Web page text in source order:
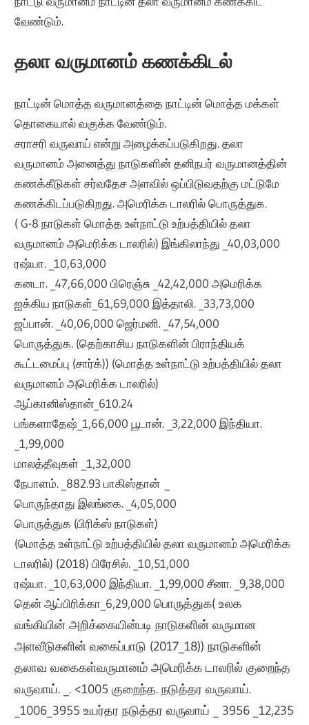
வேண்டும்.
தலா வருமானம் கணக்கிடல்
நாட்டின் மொத்த வருமானத்தை நாட்டின் மொத்த மக்கள்
தொகையால் வகுக்க வேண்டும்.
சராசரி வருவாய் என்று அழைக்கப்படுகிறது. தலா
வருமானம் அனைத்து நாடுகளின் தனிநபர் வருமானத்தின்
கணக்கீடுகள் சர்வதேச அளவில் ஒப்பிடுவதற்கு மட்டுமே
கணக்கிடப்படுகிறது. அமெரிக்க டாலரில் பொருத்துக.
( G-8 நாடுகள் மொத்த உள்நாட்டு உற்பத்தியில் தலா
வருமானம் அமெரிக்க டாலரில்) இங்கிலாந்து _40,03,000
ரஷ்யா. _10,63,000
கனடா. _47,66,000 பிரெஞ்சு _42,42,000 அமெரிக்க
ஐக்கிய நாடுகள்_61,69,000 இத்தாலி. _33,73,000
ஜப்பான். _40,06,000 ஜெர்மனி. _47,54,000
பொருத்துக. (தெற்காசிய நாடுகளின் பிராந்தியக்
கூட்டமைப்பு (சார்க்)) (மொத்த உள்நாட்டு உற்பத்தியில் தலா
வருமானம் அமெரிக்க டாலரில்)
ஆப்கானிஸ்தான்_610.24
பங்களாதேஷ்_1,66,000 பூடான். _3,22,000 இந்தியா.
_1,99,000
மாலத்தீவுகள் _1,32,000
நேபாளம். _882.93 பாகிஸ்தான் _
பொருந்தாது இலங்கை. _4,05,000
பொருத்துக (பிரிக்ஸ் நாடுகள்)
(மொத்த உள்நாட்டு உற்பத்தியில் தலா வருமானம் அமெரிக்க
டாலரில்) (2018) பிரேசில். _10,51,000
ரஷ்யா. _10,63,000 இந்தியா. _1,99,000 சீனா. _9,38,000
தென் ஆப்பிரிக்கா_6,29,000பொருத்துக( உலக
வங்கியின் அறிக்கையின்படி நாடுகளின் வருமான
அளவீடுகளின் வகைப்பாடு (2017_18))நாடுகளின்
தலாவ வகைகள்வருமானம் அமெரிக்க டாலரில்குறைந்த
வருவாய். _. <1005குறைந்த. நடுத்தர வருவாய்.
_1006_3955 உயர்தரநடுத்தரவருவாய் _ 3956 _12,235